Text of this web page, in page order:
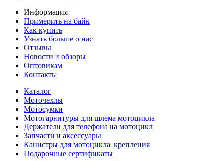
Информация
Примерить на байк
Как купить
Узнать больше о нас
Отзывы
Новости и обзоры
Оптовикам
Контакты
Каталог
Моточехлы
Мотосумки
Мотогарнитуры для шлема мотоцикла
Держатели для телефона на мотоцикл
Запчасти и аксессуары
Канистры для мотоцикла, крепления
Подарочные сертификаты